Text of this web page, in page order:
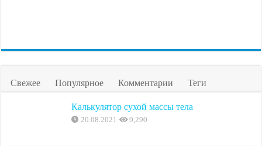
Свежее Популярное Комментарии Теги
Калькулятор сухой массы тела
20.08.2021 9,290